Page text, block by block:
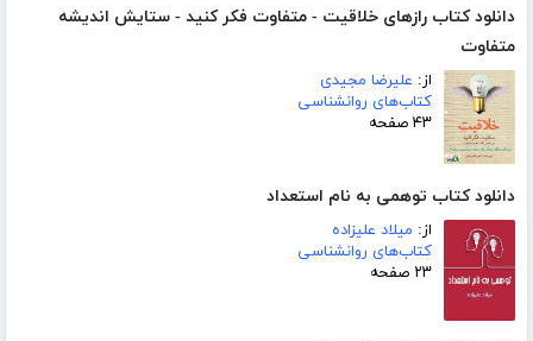
دانلود کتاب رازهای خلاقیت - متفاوت فکر کنید - ستایش اندیشه
متفاوت
از: علیرضا مجیدی
کتاب‌های روانشناسی
۴۳ صفحه
دانلود کتاب توهمی به نام استعداد
از: میلاد علیزاده
کتاب‌های روانشناسی
۲۳ صفحه